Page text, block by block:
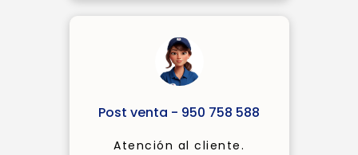
Post venta - 950 758 588
Atención al cliente.